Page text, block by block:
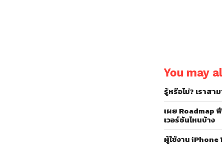
You may
รู้หรือไม่? เราสา
เผย Roadmap
เวอร์ชันไหนบ้าง
ผู้ใช้งาน